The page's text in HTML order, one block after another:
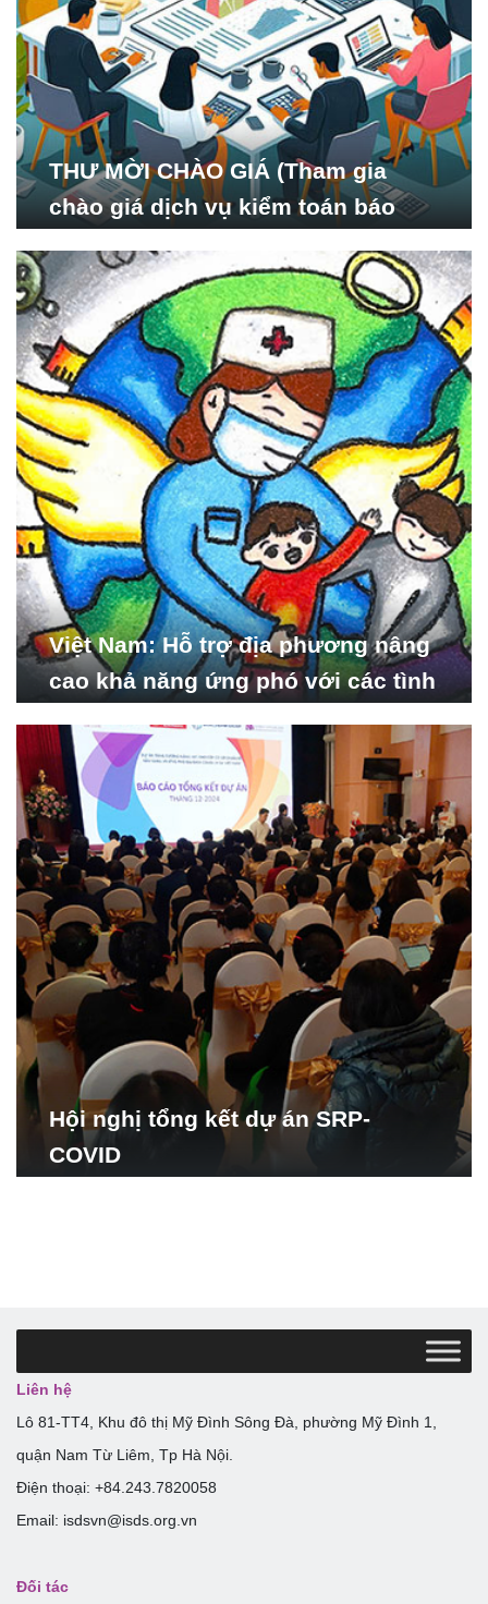
THƯ MỜI CHÀO GIÁ (Tham gia
chào giá dịch vụ kiểm toán báo
Nghiên cứu Phát triển Xã
hội_ISDS)
Việt Nam: Hỗ trợ địa phương nâng
cao khả năng ứng phó với các tình
Hội nghị tổng kết dự án SRP-
COVID
Liên hệ
Lô 81-TT4, Khu đô thị Mỹ Đình Sông Đà, phường Mỹ Đình 1,
quận Nam Từ Liêm, Tp Hà Nội.
Điện thoại: +84.243.7820058
Email: isdsvn@isds.org.vn
Đối tác